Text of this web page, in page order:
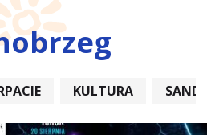
KULTURA